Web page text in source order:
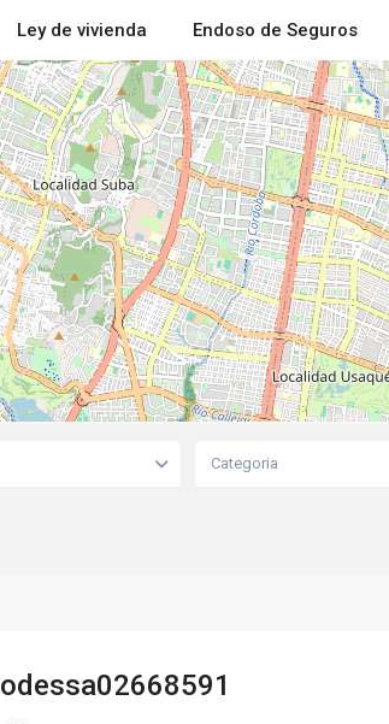
Ley de vivienda Endoso de Seguros
Categoria
odessa02668591